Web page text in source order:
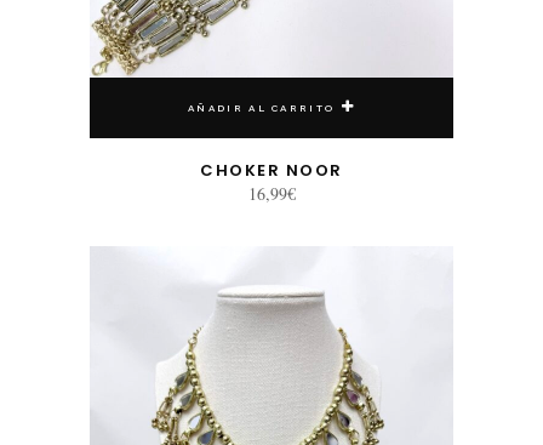
AÑADIR AL CARRITO
CHOKER NOOR
16,99€